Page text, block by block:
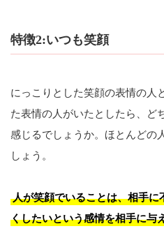
特徴2:いつも笑顔
にっこりとした笑顔の表情の人
た表情の人がいたとしたら、ど
感じるでしょうか。ほとんどの
しょう。
人が笑顔でいることは、相手
くしたいという感情を相手に与